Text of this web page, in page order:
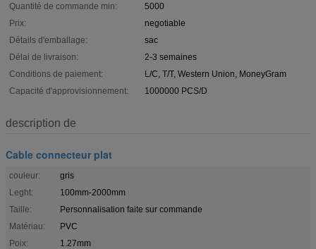
Quantité de commande min:
5000
Prix:
negotiable
Détails d'emballage:
sac
Délai de livraison:
2-3 semaines
Conditions de paiement:
L/C, T/T, Western Union, MoneyGram
Capacité d'approvisionnement:
1000000 PCS/D
description de
Cable connecteur plat
couleur:
gris
Leght:
100mm-2000mm
Taille:
Personnalisation faite sur commande
Matériau:
PVC
Poix:
1.27mm